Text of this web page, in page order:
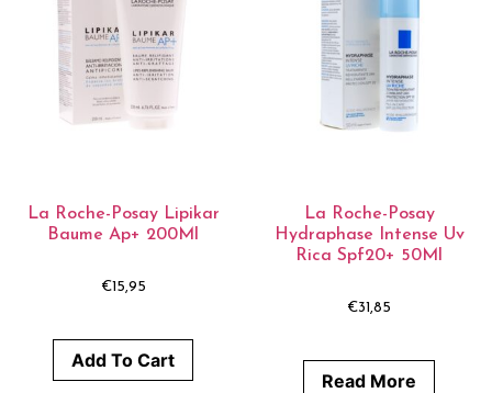
La Roche-Posay Lipikar
Baume Ap+ 200Ml
€15,95
Add To Cart
La Roche-Posay
Hydraphase Intense Uv
Rica Spf20+ 50Ml
€31,85
Read More